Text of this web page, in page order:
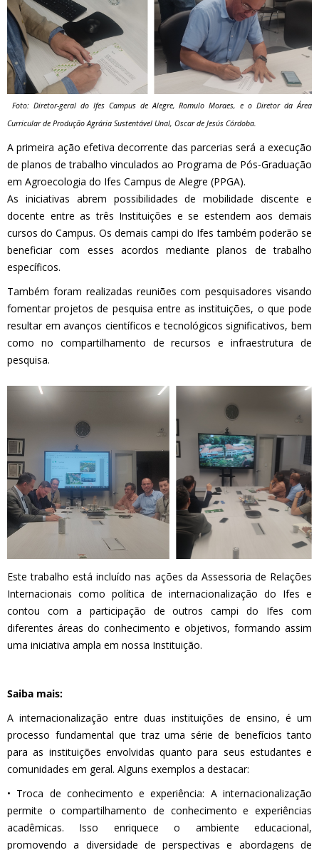
Foto: Diretor-geral do Ifes Campus de Alegre, Romulo Moraes, e o Diretor da Área
Curricular de Produção Agrária Sustentável Unal, Oscar de Jesús Córdoba.
A primeira ação efetiva decorrente das parcerias será a execução
de planos de trabalho vinculados ao Programa de Pós-Graduação
em Agroecologia do Ifes Campus de Alegre (PPGA).
As iniciativas abrem possibilidades de mobilidade discente e
docente entre as três Instituições e se estendem aos demais
cursos do Campus. Os demais campi do Ifes também poderão se
beneficiar com esses acordos mediante planos de trabalho
específicos.
Também foram realizadas reuniões com pesquisadores visando
fomentar projetos de pesquisa entre as instituições, o que pode
resultar em avanços científicos e tecnológicos significativos, bem
como no compartilhamento de recursos e infraestrutura de
pesquisa.
Este trabalho está incluído nas ações da Assessoria de Relações
Internacionais como política de internacionalização do Ifes e
contou com a participação de outros campi do Ifes com
diferentes áreas do conhecimento e objetivos, formando assim
uma iniciativa ampla em nossa Instituição.
Saiba mais:
A internacionalização entre duas instituições de ensino, é um
processo fundamental que traz uma série de benefícios tanto
para as instituições envolvidas quanto para seus estudantes e
comunidades em geral. Alguns exemplos a destacar:
• Troca de conhecimento e experiência: A internacionalização
permite o compartilhamento de conhecimento e experiências
acadêmicas. Isso enriquece o ambiente educacional,
promovendo a diversidade de perspectivas e abordagens de